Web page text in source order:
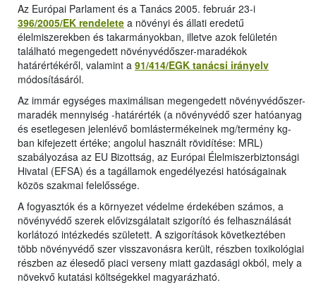
Az Európai Parlament és a Tanács 2005. február 23-i
396/2005/EK rendelete a növényi és állati eredetű
élelmiszerekben és takarmányokban, illetve azok felületén
található megengedett növényvédőszer-maradékok
határértékéről, valamint a 91/414/EGK tanácsi irányelv
módosításáról.
Az immár egységes maximálisan megengedett növényvédőszer-
maradék mennyiség -határérték (a növényvédő szer hatóanyag
és esetlegesen jelenlévő bomlástermékeinek mg/termény kg-
ban kifejezett értéke; angolul használt rövidítése: MRL)
szabályozása az EU Bizottság, az Európai Élelmiszerbiztonsági
Hivatal (EFSA) és a tagállamok engedélyezési hatóságainak
közös szakmai felelőssége.
A fogyasztók és a környezet védelme érdekében számos, a
növényvédő szerek elővizsgálatait szigorító és felhasználását
korlátozó intézkedés született. A szigorítások következtében
több növényvédő szer visszavonásra került, részben toxikológiai
részben az élesedő piaci verseny miatt gazdasági okból, mely a
növekvő kutatási költségekkel magyarázható.